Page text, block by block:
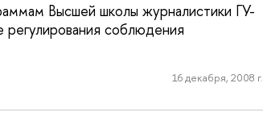
Высшей школы журналистики ГУ-
соблюдения
16 декабря, 2008 г.